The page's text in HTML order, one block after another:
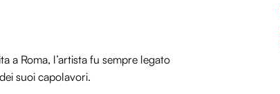
a Roma, l’artista fu sempre legato
suoi capolavori.